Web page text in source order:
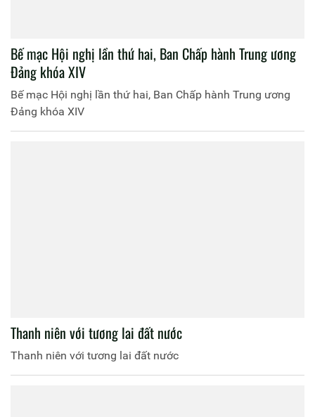
Bế mạc Hội nghị lần thứ hai, Ban Chấp hành Trung ương
Đảng khóa XIV
Bế mạc Hội nghị lần thứ hai, Ban Chấp hành Trung ương
Đảng khóa XIV
Thanh niên với tương lai đất nước
Thanh niên với tương lai đất nước